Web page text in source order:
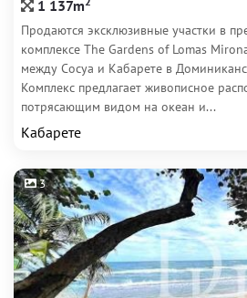
1 137m
Продаются эксклюзивные участки в
комплексе The Gardens of Lomas
между Сосуа и Кабарете в
Комплекс предлагает живописное
потрясающим видом на океан и...
Кабарете
3